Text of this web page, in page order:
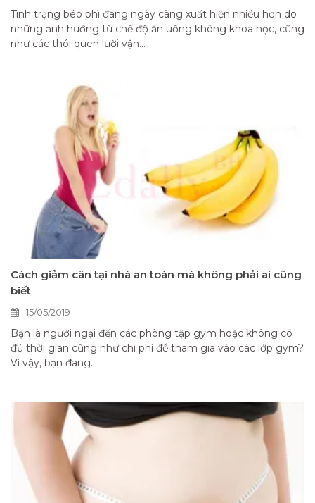
Tình trạng béo phì đang ngày càng xuất hiện nhiều hơn do
những ảnh hưởng từ chế độ ăn uống không khoa học, cũng
như các thói quen lười vận...
Cách giảm cân tại nhà an toàn mà không phải ai cũng
biết
15/05/2019
Bạn là người ngại đến các phòng tập gym hoặc không có
đủ thời gian cũng như chi phí để tham gia vào các lớp gym?
Vì vậy, bạn đang...